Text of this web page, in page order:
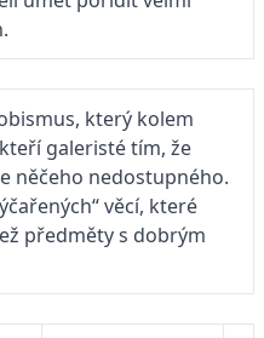
který kolem
galeristé tím, že
něčeho nedostupného.
věcí, které
předměty s dobrým